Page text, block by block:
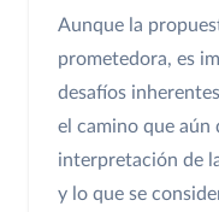
Aunque la
prometedora, es
desafíos
el camino que aún
interpretación de
y lo que se